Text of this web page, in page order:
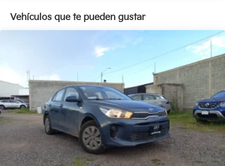
Vehículos que te pueden gustar